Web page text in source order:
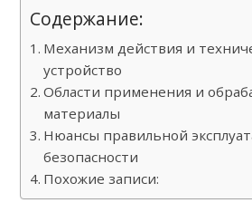
Содержание:
Механизм действия и
устройство
Области применения и
материалы
Нюансы правильной
безопасности
Похожие записи: